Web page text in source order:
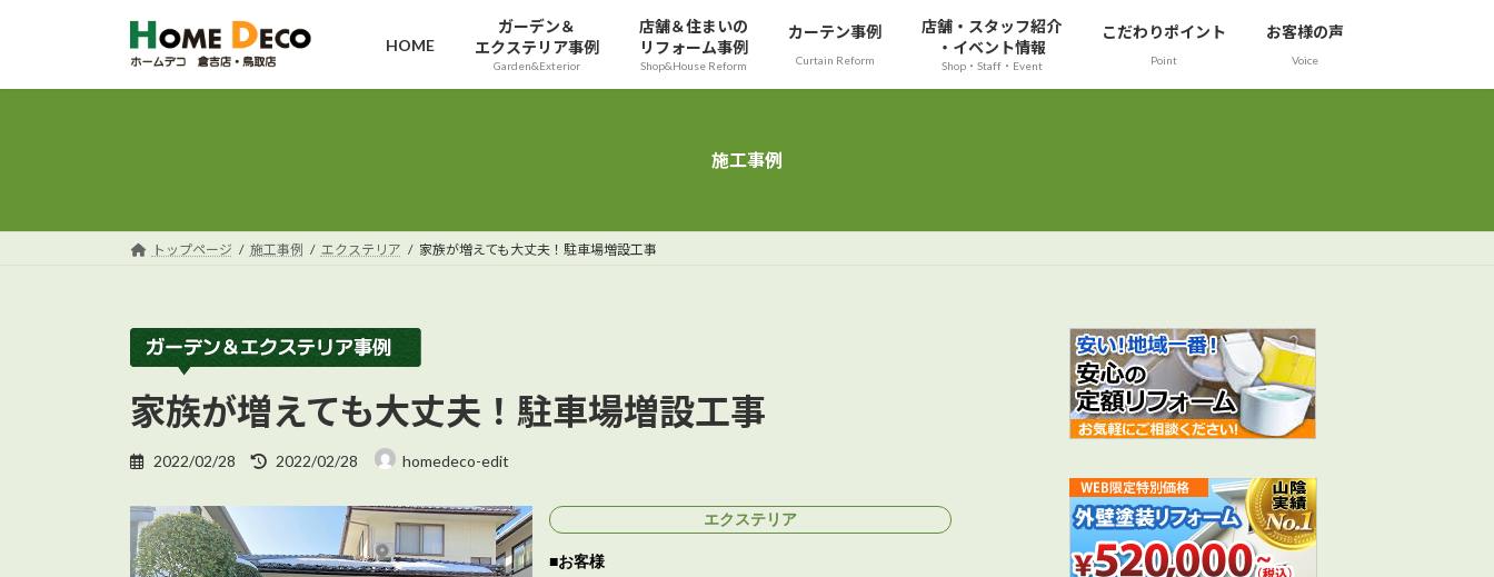
ン
ッ
ー
移
HOME
ガーデン＆
エクステリア事例
Garden&Exterior
店舗＆住まいの
リフォーム事例
Shop&House Reform
カーテン事例
Curtain Reform
店舗・スタッフ紹介
・イベント情報
Shop・Staff・Event
こだわりポイント
Point
お客様の声
Voice
施工事例
トップページ 施工事例 エクステリア 家族が増えても大丈夫！駐車場増設工事
家族が増えても大丈夫！駐車場増設工事
2022/02/28
最
時
2022/02/28 homedeco-edit
エクステリア
お客様